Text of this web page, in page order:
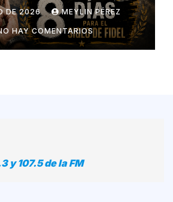
DE 2026 MEYLIN PÉREZ
HAY COMENTARIOS
y 107.5 de la FM